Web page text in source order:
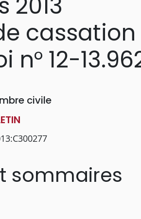
cassation
n° 12-
civile
sommaires